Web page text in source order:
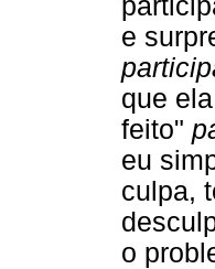
e
que
feito"
eu
culpa,
o